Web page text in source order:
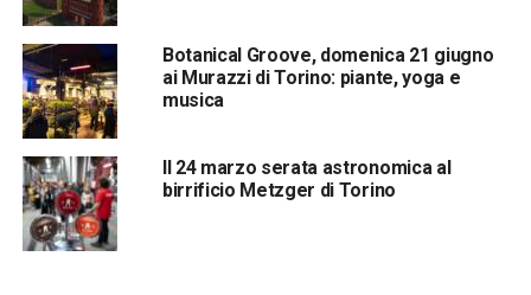
Botanical Groove, domenica 21 giugno
ai Murazzi di Torino: piante, yoga e
musica
Il 24 marzo serata astronomica al
birrificio Metzger di Torino